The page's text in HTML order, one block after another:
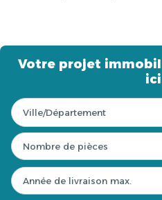
Votre projet